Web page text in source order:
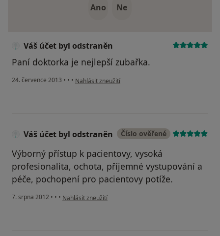
Ano Ne
Váš účet byl odstraněn
Paní doktorka je nejlepší zubařka.
24. července 2013 • • • podle názoru uživatele Váš účet byl odstraněn
Nahlásit zneužití
Váš účet byl odstraněn Číslo ověřené
Výborný přístup k pacientovy, vysoká
profesionalita, ochota, příjemné vystupování a
péče, pochopení pro pacientovy potíže.
7. srpna 2012 • • • podle názoru uživatele Váš účet byl odstraněn
Nahlásit zneužití